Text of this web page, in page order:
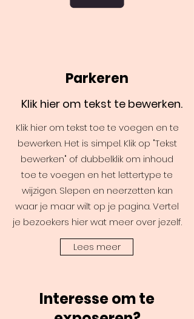
Parkeren
Klik hier om tekst te bewerken.
Klik hier om tekst toe te voegen en te
bewerken. Het is simpel. Klik op "Tekst
bewerken" of dubbelklik om inhoud
toe te voegen en het lettertype te
wijzigen. Slepen en neerzetten kan
waar je maar wilt op je pagina. Vertel
je bezoekers hier wat meer over jezelf.
Lees meer
Interesse om te